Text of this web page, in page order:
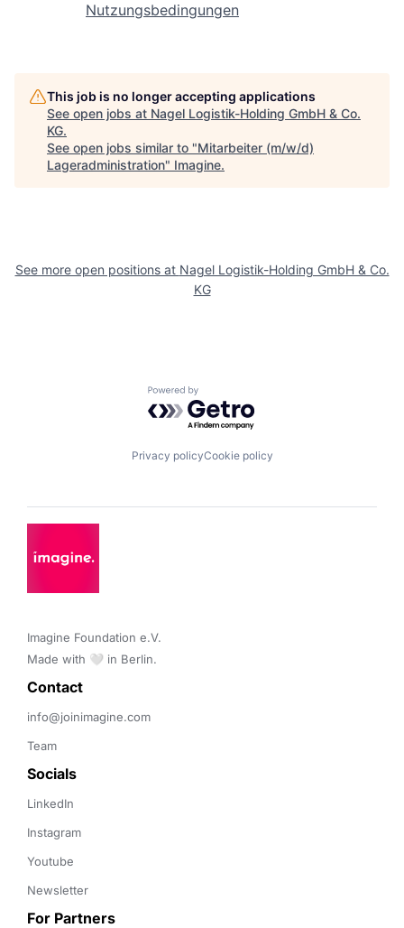
Nutzungsbedingungen
This job is no longer accepting applications
See open jobs at Nagel Logistik-Holding GmbH & Co.
KG.
See open jobs similar to "Mitarbeiter (m/w/d)
Lageradministration" Imagine.
See more open positions at Nagel Logistik-Holding GmbH & Co.
KG
Powered by Getro.com
Privacy policyCookie policy
Imagine Foundation e.V.
Made with 🤍 in Berlin.
Contact
info@joinimagine.com
Team
Socials
LinkedIn
Instagram
Youtube
Newsletter
For Partners